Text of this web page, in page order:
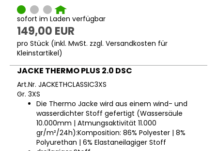
sofort im Laden verfügbar
149,00 EUR
pro Stück (inkl. MwSt. zzgl. Versandkosten für
Kleinstartikel)
JACKE THERMO PLUS 2.0 DSC
Art.Nr. JACKETHCLASSIC3XS
Gr. 3XS
Die Thermo Jacke wird aus einem wind- und
wasserdichter Stoff gefertigt (Wassersäule
10.000mm | Atmungsaktivität 11.000
gr/m²/24h):Komposition: 86% Polyester | 8%
Polyurethan | 6% Elastaneilagiger Stoff